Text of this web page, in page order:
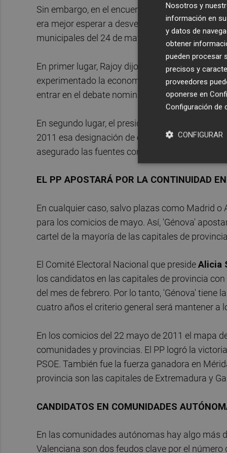
Sin embargo, en el encuentro de Toledo el jefe
era mejor esperar a desvelar los nombres de
municipales del 24 de mayo.
En primer lugar, Rajoy dijo que prefería dedicar
experimentado la economía española, como
entrar en el debate nominalista de las personas.
En segundo lugar, el presidente del Gobierno
2011 esa designación de candidatos del PP se
asegurado las fuentes consultadas.
EL PP APOSTARÁ POR LA CONTINUIDAD
En cualquier caso, salvo plazas como Madrid
para los comicios de mayo. Así, 'Génova'
cartel de la mayoría de las capitales de
El Comité Electoral Nacional que presideAlicia
los candidatos en las capitales de provincia
del mes de febrero. Por lo tanto, 'Génova' tiene
cuatro años el criterio general será mantener a
En los comicios del 22 mayo de 2011 el mapa
comunidades y provincias. El PP logró la
PSOE. También fue la fuerza ganadora en
provincia son las capitales de Extremadura y
CANDIDATOS EN COMUNIDADES
En las comunidades autónomas hay algo más
Valenciana son dos feudos clave por el
Nosotros y
información en
y datos de
obtener
pueden procesar
precisos y
proveedores
oponerse en
Configuración de
CONFIGURAR